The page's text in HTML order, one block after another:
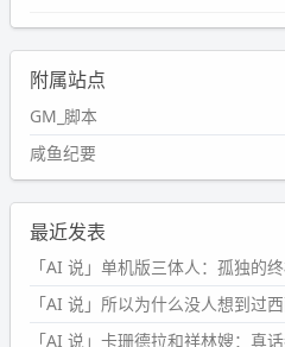
附属站点
GM_脚本
咸鱼纪要
最近发表
「AI 说」单机版三体人：孤独的
「AI 说」所以为什么没人想到过
「AI 说」卡珊德拉和祥林嫂：真